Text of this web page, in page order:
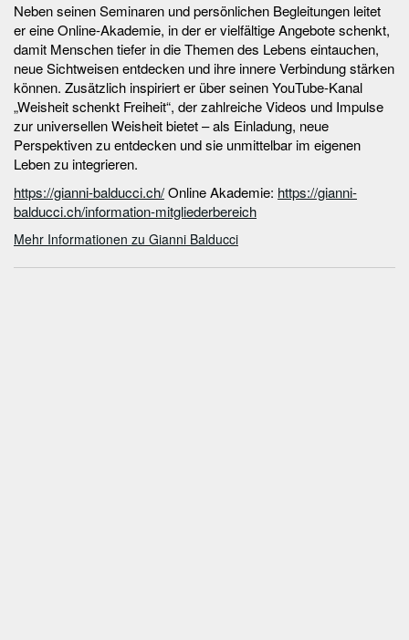
Neben seinen Seminaren und persönlichen Begleitungen leitet
er eine Online-Akademie, in der er vielfältige Angebote schenkt,
damit Menschen tiefer in die Themen des Lebens eintauchen,
neue Sichtweisen entdecken und ihre innere Verbindung stärken
können. Zusätzlich inspiriert er über seinen YouTube-Kanal
„Weisheit schenkt Freiheit“, der zahlreiche Videos und Impulse
zur universellen Weisheit bietet – als Einladung, neue
Perspektiven zu entdecken und sie unmittelbar im eigenen
Leben zu integrieren.
https://gianni-balducci.ch/Online Akademie: https://gianni-
balducci.ch/information-mitgliederbereich
Mehr Informationen zu Gianni Balducci